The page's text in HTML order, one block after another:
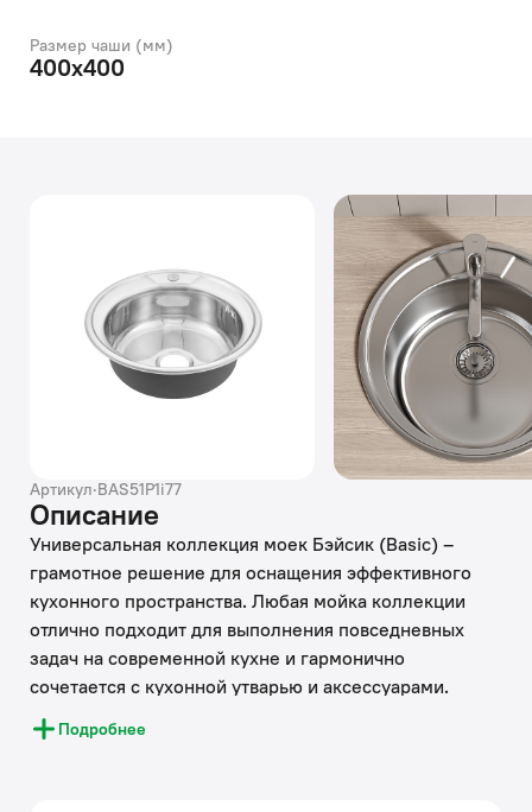
Размер чаши (мм)
400х400
Артикул·BAS51P1i77
Описание
Универсальная коллекция моек Бэйсик (Basic) –
грамотное решение для оснащения эффективного
кухонного пространства. Любая мойка коллекции
отлично подходит для выполнения повседневных
задач на современной кухне и гармонично
сочетается с кухонной утварью и аксессуарами.
Круглая модель диаметром 510 мм составит
комплект с гарнитурами и тумбами шириной от 55
Подробнее